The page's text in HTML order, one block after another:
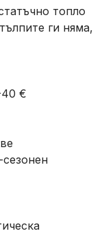
топло
ги няма,
€